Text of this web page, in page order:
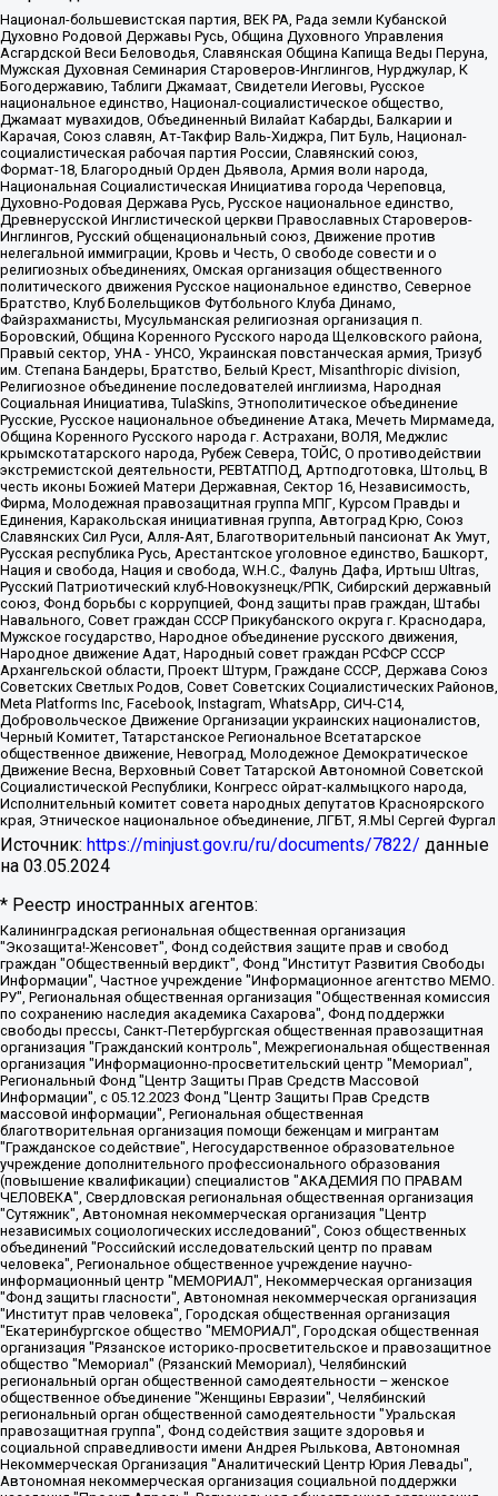
Национал-большевистская партия, ВЕК РА, Рада земли Кубанской
Духовно Родовой Державы Русь, Община Духовного Управления
Асгардской Веси Беловодья, Славянская Община Капища Веды Перуна,
Мужская Духовная Семинария Староверов-Инглингов, Нурджулар, К
Богодержавию, Таблиги Джамаат, Свидетели Иеговы, Русское
национальное единство, Национал-социалистическое общество,
Джамаат мувахидов, Объединенный Вилайат Кабарды, Балкарии и
Карачая, Союз славян, Ат-Такфир Валь-Хиджра, Пит Буль, Национал-
социалистическая рабочая партия России, Славянский союз,
Формат-18, Благородный Орден Дьявола, Армия воли народа,
Национальная Социалистическая Инициатива города Череповца,
Духовно-Родовая Держава Русь, Русское национальное единство,
Древнерусской Инглистической церкви Православных Староверов-
Инглингов, Русский общенациональный союз, Движение против
нелегальной иммиграции, Кровь и Честь, О свободе совести и о
религиозных объединениях, Омская организация общественного
политического движения Русское национальное единство, Северное
Братство, Клуб Болельщиков Футбольного Клуба Динамо,
Файзрахманисты, Мусульманская религиозная организация п.
Боровский, Община Коренного Русского народа Щелковского района,
Правый сектор, УНА - УНСО, Украинская повстанческая армия, Тризуб
им. Степана Бандеры, Братство, Белый Крест, Misanthropic division,
Религиозное объединение последователей инглиизма, Народная
Социальная Инициатива, TulaSkins, Этнополитическое объединение
Русские, Русское национальное объединение Атака, Мечеть Мирмамеда,
Община Коренного Русского народа г. Астрахани, ВОЛЯ, Меджлис
крымскотатарского народа, Рубеж Севера, ТОЙС, О противодействии
экстремистской деятельности, РЕВТАТПОД, Артподготовка, Штольц, В
честь иконы Божией Матери Державная, Сектор 16, Независимость,
Фирма, Молодежная правозащитная группа МПГ, Курсом Правды и
Единения, Каракольская инициативная группа, Автоград Крю, Союз
Славянских Сил Руси, Алля-Аят, Благотворительный пансионат Ак Умут,
Русская республика Русь, Арестантское уголовное единство, Башкорт,
Нация и свобода, Нация и свобода, W.H.С., Фалунь Дафа, Иртыш Ultras,
Русский Патриотический клуб-Новокузнецк/РПК, Сибирский державный
союз, Фонд борьбы с коррупцией, Фонд защиты прав граждан, Штабы
Навального, Совет граждан СССР Прикубанского округа г. Краснодара,
Мужское государство, Народное объединение русского движения,
Народное движение Адат, Народный совет граждан РСФСР СССР
Архангельской области, Проект Штурм, Граждане СССР, Держава Союз
Советских Светлых Родов, Совет Советских Социалистических Районов,
Meta Platforms Inc, Facebook, Instagram, WhatsApp, СИЧ-С14,
Добровольческое Движение Организации украинских националистов,
Черный Комитет, Татарстанское Региональное Всетатарское
общественное движение, Невоград, Молодежное Демократическое
Движение Весна, Верховный Совет Татарской Автономной Советской
Социалистической Республики, Конгресс ойрат-калмыцкого народа,
Исполнительный комитет совета народных депутатов Красноярского
края, Этническое национальное объединение, ЛГБТ, Я.МЫ Сергей Фургал
Источник: https://minjust.gov.ru/ru/documents/7822/ данные
на 03.05.2024
* Реестр иностранных агентов:
Калининградская региональная общественная организация "Экозащита!-Женсовет", Фонд содействия защите прав и свобод граждан "Общественный вердикт", Фонд "Институт Развития Свободы Информации", Частное учреждение "Информационное агентство МЕМО. РУ", Региональная общественная организация "Общественная комиссия по сохранению наследия академика Сахарова", Фонд поддержки свободы прессы, Санкт-Петербургская общественная правозащитная организация "Гражданский контроль", Межрегиональная общественная организация "Информационно-просветительский центр "Мемориал", Региональный Фонд "Центр Защиты Прав Средств Массовой Информации", с 05.12.2023 Фонд "Центр Защиты Прав Средств массовой информации", Региональная общественная благотворительная организация помощи беженцам и мигрантам "Гражданское содействие", Негосударственное образовательное учреждение дополнительного профессионального образования (повышение квалификации) специалистов "АКАДЕМИЯ ПО ПРАВАМ ЧЕЛОВЕКА", Свердловская региональная общественная организация "Сутяжник", Автономная некоммерческая организация "Центр независимых социологических исследований", Союз общественных объединений "Российский исследовательский центр по правам человека", Региональное общественное учреждение научно-информационный центр "МЕМОРИАЛ", Некоммерческая организация "Фонд защиты гласности", Автономная некоммерческая организация "Институт прав человека", Городская общественная организация "Екатеринбургское общество "МЕМОРИАЛ", Городская общественная организация "Рязанское историко-просветительское и правозащитное общество "Мемориал" (Рязанский Мемориал), Челябинский региональный орган общественной самодеятельности – женское общественное объединение "Женщины Евразии", Челябинский региональный орган общественной самодеятельности "Уральская правозащитная группа", Фонд содействия защите здоровья и социальной справедливости имени Андрея Рылькова, Автономная Некоммерческая Организация "Аналитический Центр Юрия Левады", Автономная некоммерческая организация социальной поддержки населения "Проект Апрель", Региональная общественная организация помощи женщинам и детям, находящимся в кризисной ситуации "Информационно-методический центр "Анна", Фонд содействия развитию массовых коммуникаций и правовому просвещению "Так-так-Так", Фонд содействия устойчивому развитию "Серебряная тайга", Свердловский региональный общественный фонд социальных проектов "Новое время", "Idel.Реалии", Кавказ.Реалии, Крым.Реалии, Телеканал Настоящее Время, Татаро-башкирская служба Радио Свобода (Azatliq Radiosi), Радио Свободная Европа/Радио Свобода (PCE/PC), "Сибирь.Реалии", "Фактограф", Благотворительный фонд помощи осужденным и их семьям, Автономная некоммерческая организация "Институт глобализации и социальных движений", Фонд "В защиту прав заключенных", Частное учреждение "Центр поддержки и содействия развитию средств массовой информации", Пензенский региональный общественный благотворительный фонд "Гражданский союз", "Север.Реалии", Некоммерческая организация Фонд "Правовая инициатива", Общество с ограниченной ответственностью "Радио Свободная Европа/Радио Свобода", Чешское информационное агентство "MEDIUM-ORIENT", Красноярская региональная общественная организация "Мы против СПИДа", Камалягин Денис Николаевич, Маркелов Сергей Евгеньевич, Пономарев Лев Александрович, Савицкая Людмила Алексеевна, Автономная некоммерческая организация "Центр по работе с проблемой насилия "НАСИЛИЮ.НЕТ", Межрегиональный профессиональный союз работников здравоохранения "Альянс врачей", Юридическое лицо, зарегистрированное в Латвийской Республике, SIA "Medusa Project" (регистрационный номер 40103797863, дата регистрации 10.06.2014), Некоммерческая организация "Фонд по борьбе с коррупцией", Автономная некоммерческая организация "Институт права и публичной политики", Баданин Роман Сергеевич, Гликин Максим Александрович, Железнова Мария Михайловна, Лукьянова Юлия Сергеевна, Маетная Елизавета Витальевна, Маняхин Петр Борисович, Чуракова Ольга Владимировна, Ярош Юлия Петровна, Юридическое лицо "The Insider SIA", зарегистрированное в Риге, Латвийская Республика (дата регистрации 26.06.2015), являющееся администратором доменного имени интернет-издания "The Insider SIA", https://theins.ru, Постернак Алексей Евгеньевич, Рубин Михаил Аркадьевич, Анин Роман Александрович, Юридическое лицо Istories fonds, зарегистрированное в Латвийской Республике (регистрационный номер 50008295751, дата регистрации 24.02.2020), Великовский Дмитрий Александрович, Долинина Ирина Николаевна, Мароховская Алеся Алексеевна, Шлейнов Роман Юрьевич, Шмагун Олеся Валентиновна, Общество с ограниченной ответственностью "Альтаир 2021", Общество с ограниченной ответственностью "Вега 2021", Общество с ограниченной ответственностью "Главный редактор 2021", Общество с ограниченной ответственностью "Ромашки монолит", Важенков Артем Валерьевич, Ивановская областная общественная организация "Центр гендерных исследований", Гурман Юрий Альбертович, Медиапроект "ОВД-Инфо", Егоров Владимир Владимирович, Жилинский Владимир Александрович, Общество с ограниченной ответственностью "ЗП", Иванова София Юрьевна, Карезина Инна Павловна, Кильтау Екатерина Викторовна, Петров Алексей Викторович, Пискунов Сергей Евгеньевич, Смирнов Сергей Сергеевич, Тихонов Михаил Сергеевич, Общество с ограниченной ответственностью "ЖУРНАЛИСТ-ИНОСТРАННЫЙ АГЕНТ", Арапова Галина Юрьевна, Вольтская Татьяна Анатольевна, Американская компания "Mason G.E.S. Anonymous Foundation" (США), являющаяся владельцем интернет-издания https://mnews.world/, Компания "Stichting Bellingcat", зарегистрированная в Нидерландах (дата регистрации 11.07.2018), Захаров Андрей Вячеславович, Клепиковская Екатерина Дмитриевна, Общество с ограниченной ответственностью "МЕМО", Перл Роман Александрович, Симонов Евгений Алексеевич, Соловьева Елена Анатольевна, Сотников Даниил Владимирович, Сурначева Елизавета Дмитриевна, Автономная некоммерческая организация по защите прав человека и информированию населения "Якутия – Наше Мнение", Общество с ограниченной ответственностью "Москоу диджитал медиа", с 26.01.2023 Общество с ограниченной ответственностью "Чайка Белые сады", Ветошкина Валерия Валерьевна, Заговора Максим Александрович, Межрегиональное общественное движение "Российская ЛГБТ - сеть", Оленичев Максим Владимирович, Павлов Иван Юрьевич, Скворцова Елена Сергеевна, Общество с ограниченной ответственностью "Как бы инагент", Кочетков Игорь Викторович, Общество с ограниченной ответственностью "Честные выборы", Еланчик Олег Александрович, Общество с ограниченной ответственностью "Нобелевский призыв", Гималова Регина Эмилевна, Григорьев Андрей Валерьевич, Григорьева Алина Александровна, Ассоциация по содействию защите прав призывников, альтернативнослужащих и военнослужащих "Правозащитная группа "Гражданин.Армия.Право", Хисамова Регина Фаритовна, Автономная некоммерческая организация по реализации социально-правовых программ "Лилит", Дальневосточное общественное движение "Маяк", Санкт-Петербургская ЛГБТ-инициативная группа "Выход", Инициативная группа ЛГБТ+ "Реверс", Алексеев Андрей Викторович, Бекбулатова Таисия Львовна, Беляев Иван Михайлович, Владыкина Елена Сергеевна, Гельман Марат Александрович, Никульшина Вероника Юрьевна, Толоконникова Надежда Андреевна, Шендерович Виктор Анатольевич, Общество с ограниченной ответственностью "Данное сообщение", Общество с ограниченной ответственностью Издательский дом "Новая глава", Айнбиндер Александра Александровна, Московский комьюнити-центр для ЛГБТ+инициатив, Благотворительный фонд развития филантропии, Deutsche Welle (Германия, Kurt-Schumacher-Strasse 3, 53113 Bonn), Борзунова Мария Михайловна, Воробьев Виктор Викторович, Голубева Анна Львовна, Константинова Алла Михайловна, Малкова Ирина Владимировна, Мурадов Мурад Абдулгалимович, Осетинская Елизавета Николаевна, Понасенков Евгений Николаевич, Ганапольский Матвей Юрьевич, Киселев Евгений Алексеевич, Борухович Ирина Григорьевна, Дремин Иван Тимофеевич, Дубровский Дмитрий Викторович, Красноярская региональная общественная организация поддержки и развития альтернативных образовательных технологий и межкультурных коммуникаций "ИНТЕРРА", Маяковская Екатерина Алексеевна, Фейгин Марк Захарович, Филимонов Андрей Викторович, Дзугкоева Регина Николаевна, Доброхотов Роман Александрович, Дудь Юрий Александрович, Елкин Сергей Владимирович, Кругликов Кирилл Игоревич, Сабунаева Мария Леонидовна, Семенов Алексей Владимирович, Шаинян Карен Багратович, Шульман Екатерина Михайловна, Асафьев Артур Валерьевич, Вахштайн Виктор Семенович, Венедиктов Алексей Алексеевич, Лушникова Екатерина Евгеньевна, Волков Леонид Михайлович, Невзоров Александр Глебович, Пархоменко Сергей Борисович, Сироткин Ярослав Николаевич, Кара-Мурза Владимир Владимирович, Баранова Наталья Владимировна, Гозман Леонид Яковлевич, Кагарлицкий Борис Юльевич, Климарев Михаил Валерьевич, Милов Владимир Станиславович, Автономная некоммерческая организация Краснодарский центр современного искусства "Типография", Моргенштерн Алишер Тагирович, Соболь Любовь Эдуардовна, Общество с ограниченной ответственностью "ЛИЗА НОРМ", Каспаров Гарри Кимович, Ходорковский Михаил Борисович, Общество с ограниченной ответственностью "Апрельские тезисы", Данилович Ирина Брониславовна, Кашин Олег Владимирович, Петров Николай Владимирович, Пивоваров Алексей Владимирович, Соколов Михаил Владимирович, Цветкова Юлия Владимировна, Чичваркин Евгений Александрович, Комитет против пыток/Команда против пыток, Общество с ограниченной ответственностью "Первый научный", Общество с ограниченной ответственностью "Вертолет и ко", Белоцерковская Вероника Борисовна, Кац Максим Евгеньевич, Лазарева Татьяна Юрьевна, Шаведдинов Руслан Табризович, Яшин Илья Валерьевич, Общество с ограниченной ответственностью "Иноагент ААВ", Алешковский Дмитрий Петрович, Альбац Евгения Марковна, Быков Дмитрий Львович, Галямина Юлия Евгеньевна, Лойко Сергей Леонидович, Мартынов Кирилл Константинович, Медведев Сергей Александрович, Крашенинников Федор Геннадиевич, Гордеева Катерина Вл